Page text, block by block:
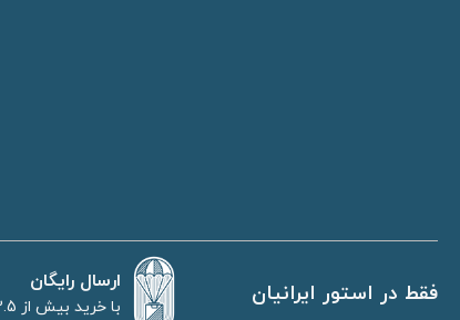
فقط در استور ایرانیان ارسال رایگان
با خرید بیش از 2.5 میلیون تومان